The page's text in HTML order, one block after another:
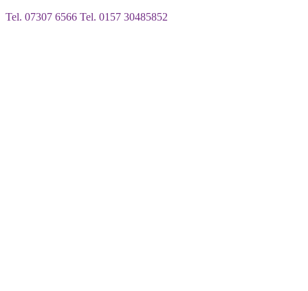
Tel. 07307 6566 Tel. 0157 30485852